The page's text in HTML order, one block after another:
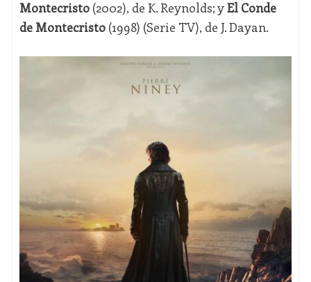
Montecristo(2002), de K. Reynolds; yEl Conde
de Montecristo(1998) (Serie TV), de J. Dayan.